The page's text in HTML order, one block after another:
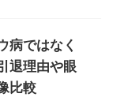
病ではなく
退理由や眼
比較